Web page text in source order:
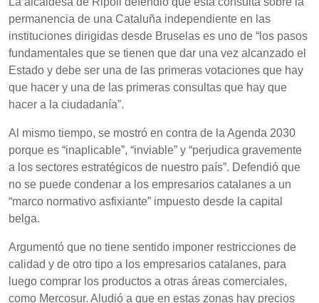
permanencia de una Cataluña independiente en las
instituciones dirigidas desde Bruselas es uno de “los pasos
fundamentales que se tienen que dar una vez alcanzado el
Estado y debe ser una de las primeras votaciones que hay
que hacer y una de las primeras consultas que hay que
hacer a la ciudadanía”.
Al mismo tiempo, se mostró en contra de la Agenda 2030
porque es “inaplicable”, “inviable” y “perjudica gravemente
a los sectores estratégicos de nuestro país”. Defendió que
no se puede condenar a los empresarios catalanes a un
“marco normativo asfixiante” impuesto desde la capital
belga.
Argumentó que no tiene sentido imponer restricciones de
calidad y de otro tipo a los empresarios catalanes, para
luego comprar los productos a otras áreas comerciales,
como Mercosur. Aludió a que en estas zonas hay precios